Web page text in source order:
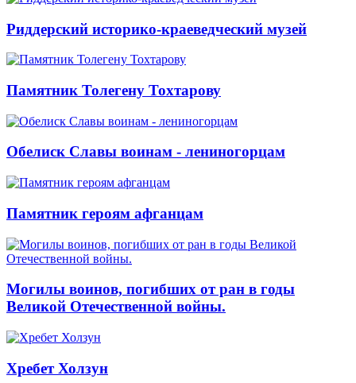
Риддерский историко-краеведческий музей
Памятник Толегену Тохтарову
Обелиск Славы воинам - лениногорцам
Памятник героям афганцам
Могилы воинов, погибших от ран в годы
Великой Отечественной войны.
Хребет Холзун